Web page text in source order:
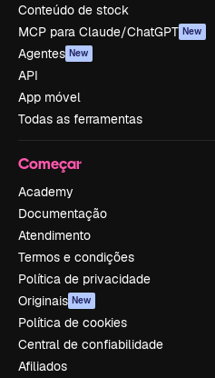
Conteúdo de stock
MCP para Claude/ChatGPT New
Agentes New
API
App móvel
Todas as ferramentas
Começar
Academy
Documentação
Atendimento
Termos e condições
Política de privacidade
Originais New
Política de cookies
Central de confiabilidade
Afiliados